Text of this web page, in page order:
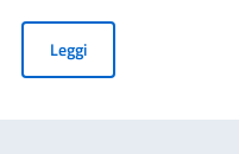
LeggiCessazione della